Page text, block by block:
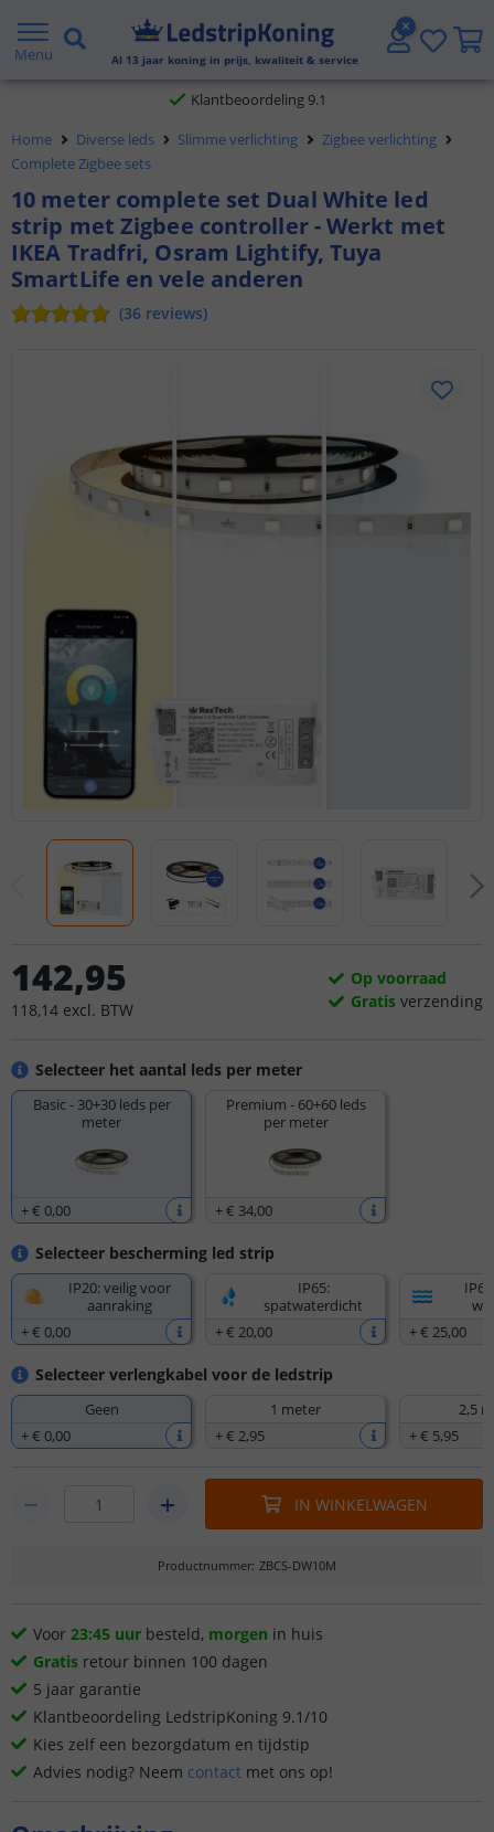
Menu Al 13 jaar koning in prijs, kwaliteit & service
Gratis verzending vanaf € 20,- NL en BE
Klantbeoordeling 9.1
Voor 23:45 uur besteld,morgen in huis
Home Diverse leds Slimme verlichting
Zigbee verlichting
Complete Zigbee sets
10 meter complete set Dual White led
strip met Zigbee controller - Werkt met
IKEA Tradfri, Osram Lightify, Tuya
SmartLife en vele anderen
(36 reviews)
Selecteer het aantal leds per meter
Basic - 30+30 leds per
meter
+€ 0,00
Premium - 60+60 leds
per meter
+€ 34,00
Selecteer bescherming led strip
IP20: veilig voor
aanraking
+€ 0,00
IP65:
spatwaterdicht
+€ 20,00
+€ 25,00
Selecteer verlengkabel voor de ledstrip
Geen
+€ 0,00
1 meter
+€ 2,95
2,5
+€ 5,95
142,95
118,14 excl. BTW
Op voorraad
Gratis verzending
IN WINKELWAGEN
Productnummer: ZBCS-DW10M
Voor 23:45 uur besteld, morgen in huis
Gratis retour binnen 100 dagen
5 jaar garantie
Klantbeoordeling LedstripKoning 9.1/10
Kies zelf een bezorgdatum en tijdstip
Advies nodig? Neem contact met ons op!